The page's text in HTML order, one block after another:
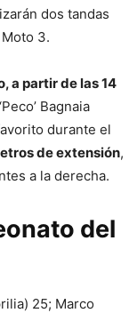
dos tandas
3.
a partir de las 14
Bagnaia
durante el
de extensión,
a la derecha.
del
25; Marco